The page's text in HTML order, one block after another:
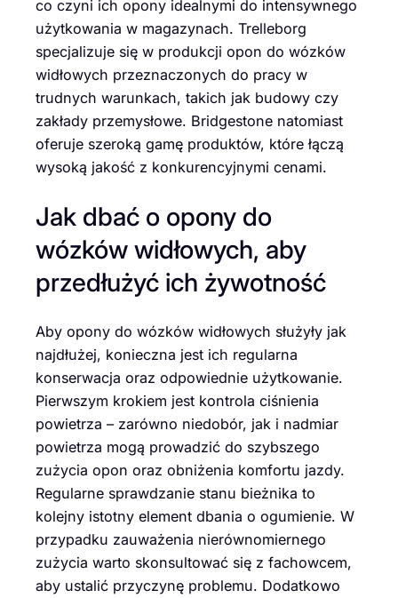
co czyni ich opony idealnymi do intensywnego
użytkowania w magazynach. Trelleborg
specjalizuje się w produkcji opon do wózków
widłowych przeznaczonych do pracy w
trudnych warunkach, takich jak budowy czy
zakłady przemysłowe. Bridgestone natomiast
oferuje szeroką gamę produktów, które łączą
wysoką jakość z konkurencyjnymi cenami.
Jak dbać o opony do
wózków widłowych, aby
przedłużyć ich żywotność
Aby opony do wózków widłowych służyły jak
najdłużej, konieczna jest ich regularna
konserwacja oraz odpowiednie użytkowanie.
Pierwszym krokiem jest kontrola ciśnienia
powietrza – zarówno niedobór, jak i nadmiar
powietrza mogą prowadzić do szybszego
zużycia opon oraz obniżenia komfortu jazdy.
Regularne sprawdzanie stanu bieżnika to
kolejny istotny element dbania o ogumienie. W
przypadku zauważenia nierównomiernego
zużycia warto skonsultować się z fachowcem,
aby ustalić przyczynę problemu. Dodatkowo